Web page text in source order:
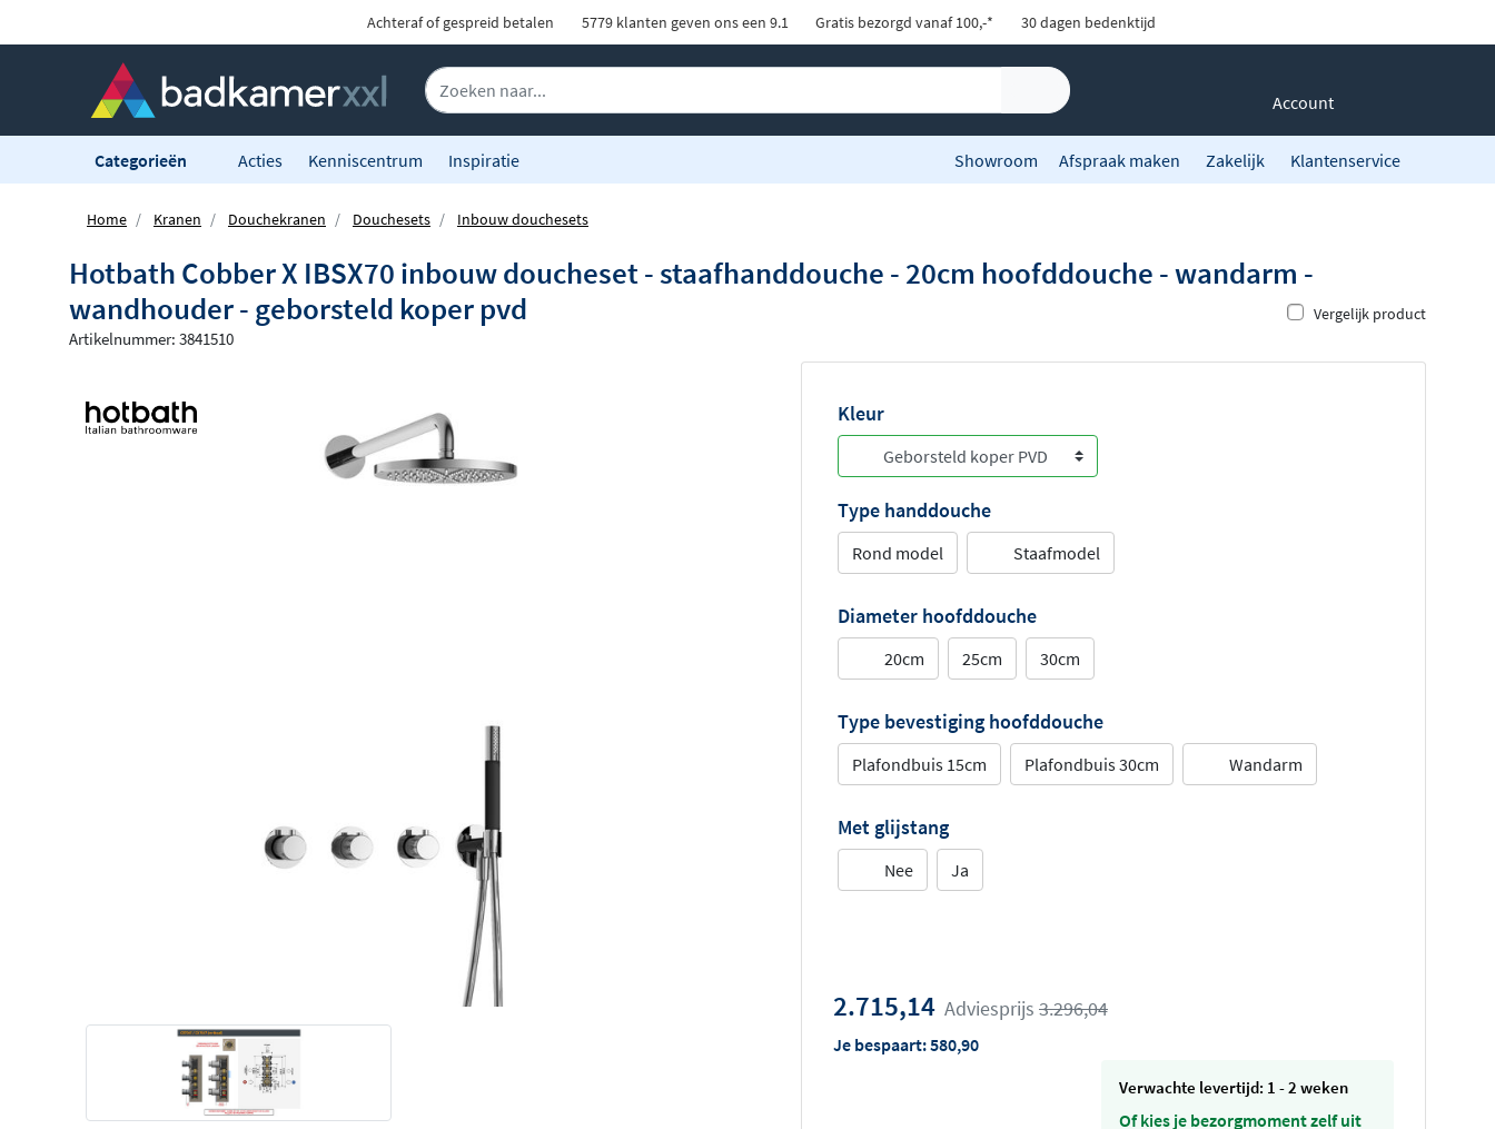
Achteraf of gespreid betalen 5779 klanten geven ons een 9.1 Gratis bezorgd vanaf 100,-* 30 dagen bedenktijd
Account
Categorieën Acties Kenniscentrum Inspiratie Showroom Afspraak maken Zakelijk Klantenservice
Home Kranen Douchekranen Douchesets Inbouw douchesets
Hotbath Cobber X IBSX70 inbouw doucheset - staafhanddouche - 20cm hoofddouche - wandarm -
wandhouder - geborsteld koper pvd
Vergelijk product
Artikelnummer: 3841510
Kleur
Type handdouche
Rond model Staafmodel
Diameter hoofddouche
20cm 25cm 30cm
Type bevestiging hoofddouche
Plafondbuis 15cm Plafondbuis 30cm Wandarm
Met glijstang
Nee Ja
2.715,14 Adviesprijs 3.296,04
Je bespaart:580,90
Verwachte levertijd: 1 - 2 weken
Of kies je bezorgmoment zelf uit